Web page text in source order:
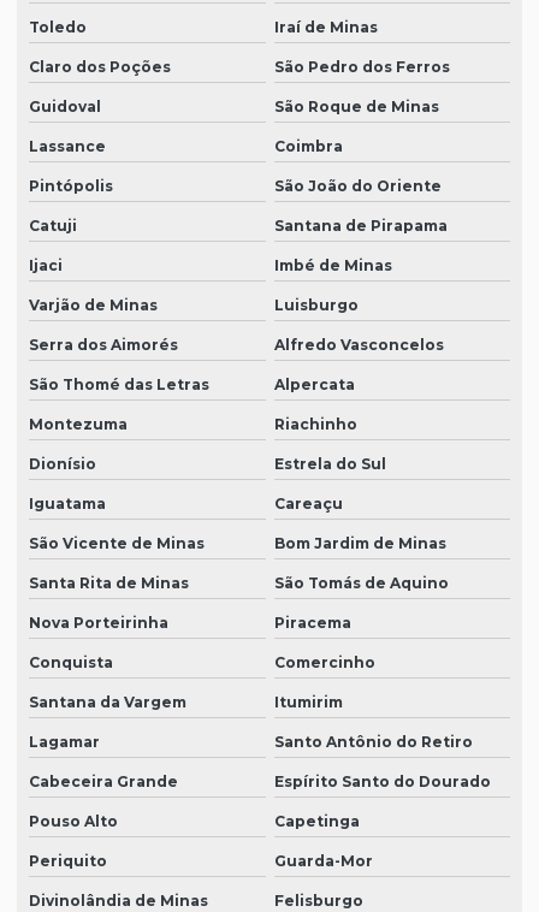
Toledo Iraí de Minas
Claro dos Poções São Pedro dos Ferros
Guidoval São Roque de Minas
Lassance Coimbra
Pintópolis São João do Oriente
Catuji Santana de Pirapama
Ijaci Imbé de Minas
Varjão de Minas Luisburgo
Serra dos Aimorés Alfredo Vasconcelos
São Thomé das Letras Alpercata
Montezuma Riachinho
Dionísio Estrela do Sul
Iguatama Careaçu
São Vicente de Minas Bom Jardim de Minas
Santa Rita de Minas São Tomás de Aquino
Nova Porteirinha Piracema
Conquista Comercinho
Santana da Vargem Itumirim
Lagamar Santo Antônio do Retiro
Cabeceira Grande Espírito Santo do Dourado
Pouso Alto Capetinga
Periquito Guarda-Mor
Divinolândia de Minas Felisburgo